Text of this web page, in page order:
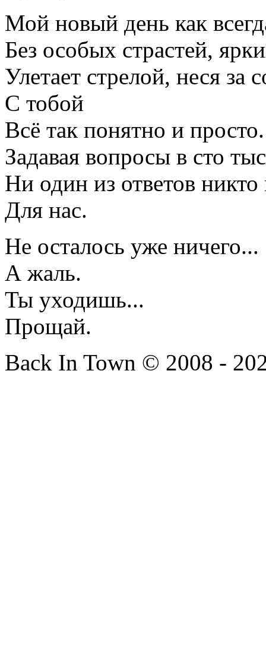
Мой новый день как
Без особых страстей,
Улетает стрелой, неся за
С тобой
Всё так понятно и
Задавая вопросы в сто
Ни один из ответов никто
Для нас.
Не осталось уже ничего...
А жаль.
Ты уходишь...
Прощай.
Back In Town © 2008 -